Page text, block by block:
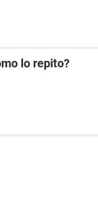
lo repito?